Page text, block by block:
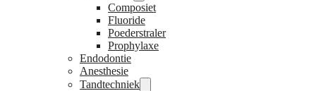
Composiet
Fluoride
Poederstraler
Prophylaxe
Endodontie
Anesthesie
Tandtechniek